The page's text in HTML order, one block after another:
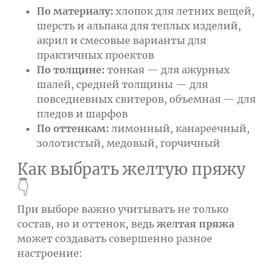
По материалу: хлопок для летних вещей,
шерсть и альпака для теплых изделий,
акрил и смесовые варианты для
практичных проектов
По толщине: тонкая — для ажурных
шалей, средней толщины — для
повседневных свитеров, объемная — для
пледов и шарфов
По оттенкам: лимонный, канареечный,
золотистый, медовый, горчичный
Как выбрать желтую пряжу
👇
При выборе важно учитывать не только
состав, но и оттенок, ведь желтая пряжа
может создавать совершенно разное
настроение: